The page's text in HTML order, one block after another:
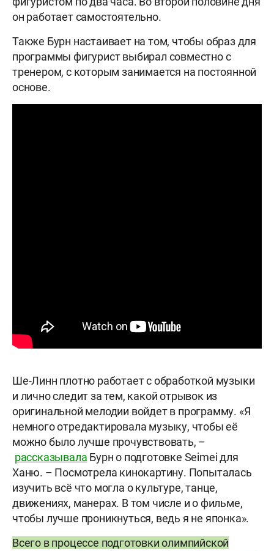
он работает самостоятельно.
Также Бурн настаивает на том, чтобы образ для
программы фигурист выбирал совместно с
тренером, с которым занимается на постоянной
основе.
Ше-Линн плотно работает с обработкой музыки
и лично следит за тем, какой отрывок из
оригинальной мелодии войдет в программу. «Я
немного отредактировала музыку, чтобы её
можно было лучше прочувствовать, –
рассказывала Бурн о подготовке Seimei для
Ханю. – Посмотрела кинокартину. Попыталась
изучить всё что могла о культуре, танце,
движениях, манерах. В том числе и о фильме,
чтобы лучше проникнуться, ведь я не японка».
Всего в процессе подготовки олимпийской